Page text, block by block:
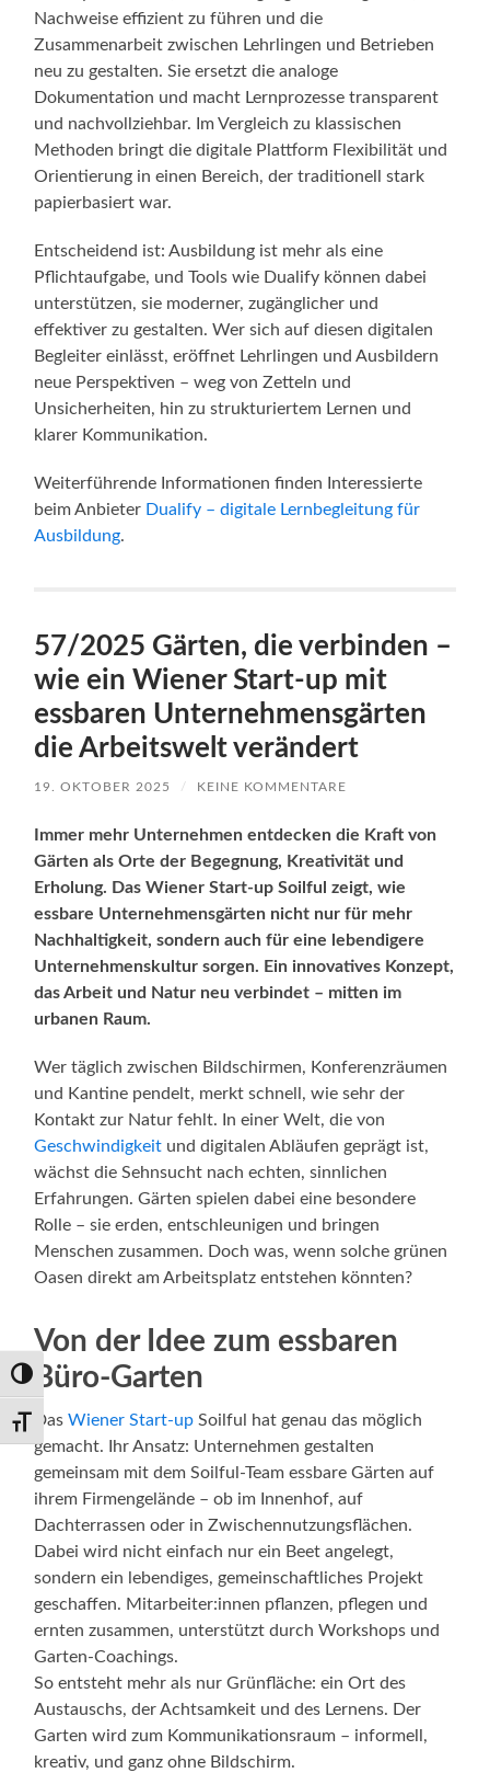
Umschalten auf hohe Kontraste
Schrift vergrößern
Nachweise effizient zu führen und die
Zusammenarbeit zwischen Lehrlingen und Betrieben
neu zu gestalten. Sie ersetzt die analoge
Dokumentation und macht Lernprozesse transparent
und nachvollziehbar. Im Vergleich zu klassischen
Methoden bringt die digitale Plattform Flexibilität und
Orientierung in einen Bereich, der traditionell stark
papierbasiert war.
Entscheidend ist: Ausbildung ist mehr als eine
Pflichtaufgabe, und Tools wie Dualify können dabei
unterstützen, sie moderner, zugänglicher und
effektiver zu gestalten. Wer sich auf diesen digitalen
Begleiter einlässt, eröffnet Lehrlingen und Ausbildern
neue Perspektiven – weg von Zetteln und
Unsicherheiten, hin zu strukturiertem Lernen und
klarer Kommunikation.
Weiterführende Informationen finden Interessierte
beim Anbieter Dualify – digitale Lernbegleitung für
Ausbildung.
57/2025 Gärten, die verbinden –
wie ein Wiener Start-up mit
essbaren Unternehmensgärten
die Arbeitswelt verändert
19. OKTOBER 2025 / KEINE KOMMENTARE
Immer mehr Unternehmen entdecken die Kraft von
Gärten als Orte der Begegnung, Kreativität und
Erholung. Das Wiener Start-up Soilful zeigt, wie
essbare Unternehmensgärten nicht nur für mehr
Nachhaltigkeit, sondern auch für eine lebendigere
Unternehmenskultur sorgen. Ein innovatives Konzept,
das Arbeit und Natur neu verbindet – mitten im
urbanen Raum.
Wer täglich zwischen Bildschirmen, Konferenzräumen
und Kantine pendelt, merkt schnell, wie sehr der
Kontakt zur Natur fehlt. In einer Welt, die von
Geschwindigkeit und digitalen Abläufen geprägt ist,
wächst die Sehnsucht nach echten, sinnlichen
Erfahrungen. Gärten spielen dabei eine besondere
Rolle – sie erden, entschleunigen und bringen
Menschen zusammen. Doch was, wenn solche grünen
Oasen direkt am Arbeitsplatz entstehen könnten?
Von der Idee zum essbaren
Büro-Garten
DasWiener Start-up Soilful hat genau das möglich
gemacht. Ihr Ansatz: Unternehmen gestalten
gemeinsam mit dem Soilful-Team essbare Gärten auf
ihrem Firmengelände – ob im Innenhof, auf
Dachterrassen oder in Zwischennutzungsflächen.
Dabei wird nicht einfach nur ein Beet angelegt,
sondern ein lebendiges, gemeinschaftliches Projekt
geschaffen. Mitarbeiter:innen pflanzen, pflegen und
ernten zusammen, unterstützt durch Workshops und
Garten-Coachings.
So entsteht mehr als nur Grünfläche: ein Ort des
Austauschs, der Achtsamkeit und des Lernens. Der
Garten wird zum Kommunikationsraum – informell,
kreativ, und ganz ohne Bildschirm.